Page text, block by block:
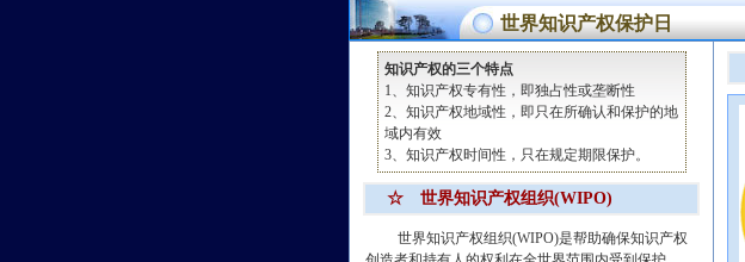
世界知识产权保护日
知识产权的三个特点
1、知识产权专有性，即独占性或垄断性
2、知识产权地域性，即只在所确认和保护的地
域内有效
3、知识产权时间性，只在规定期限保护。
☆ 世界知识产权组织(WIPO)
世界知识产权组织(WIPO)是帮助确保知识产权